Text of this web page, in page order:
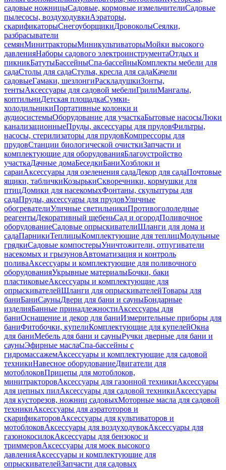
садовые ножницыСадовые, кормовые измельчителиСадовые
пылесосы, воздуходувкиАэраторы,
скарификаторыСнегоуборщикиДровоколыСеялки,
разбрасыватели
семянМинитракторыМиникультиваторыМойки высокого
давленияНаборы садового электроинструментаОтдых и
пикникБатутыБассейныСпа-бассейныКомплекты мебели для
садаСтолы для садаСтулья, кресла для садаКачели
садовыеГамаки, шезлонгиРаскладушкиЗонты,
тентыАксессуары для садовой мебелиГрилиМангалы,
коптильниДетская площадкаСумки-
холодильникиПортативные колонки и
аудиосистемыОборудование для участкаБытовые насосыЛюки
канализационныеПруды, аксессуары для прудовФильтры,
насосы, стерилизаторы для прудовКомпрессоры для
прудовСтанции биологической очисткиЗапчасти и
комплектующие для оборудованияБлагоустройство
участкаДачные домаБеседкиБаниХозблоки и
сараиАксессуары для озеленения садаДекор для садаПочтовые
ящики, табличкиКозырькиСкворечники, кормушки для
птицДомики для насекомыхФонтаны, скульптуры для
садаПруды, аксессуары для прудовУличные
обогревателиУличные светильникиПротивогололедные
реагентыДекоративный щебеньСад и огородПоливочное
оборудованиеСадовые опрыскивателиШланги для дома и
садаПарникиТеплицыКомплектующие для теплицМодульные
грядкиСадовые компостерыУничтожители, отпугиватели
насекомых и грызуновАвтоматизация и контроль
поливаАксессуары и комплектующие для поливочного
оборудованияУкрывные материалыБочки, баки
пластиковыеАксессуары и комплектующие для
опрыскивателейШланги для опрыскивателейТовары для
баниБаниСауныДвери для бани и сауныБондарные
изделияБанные принадлежностиАксессуары для
баниОснащение и декор для баниИзмерительные приборы для
баниФитобочки, купелиКомплектующие для купелейОкна
для баниМебель для бани и сауныРучки дверные для бани и
сауныЭфирные маслаСпа-бассейны с
гидромассажемАксессуары и комплектующие для садовой
техникиНавесное оборудованиеДвигатели для
мотоблоковПрицепы для мотоблоков,
минитракторовАксессуары для газонной техникиАксессуары
для цепных пилАксессуары для садовой техникиАксессуары
для кусторезов, ножниц садовыхМоторные масла для садовой
техникиАксессуары для аэратоторов и
скарификаторовАксессуары для культиваторов и
мотоблоковАксессуары для воздуходувокАксессуары для
газонокосилокАксессуары для бензокос и
триммеровАксессуары для моек высокого
давленияАксессуары и комплектующие для
опрыскивателейЗапчасти для садовых